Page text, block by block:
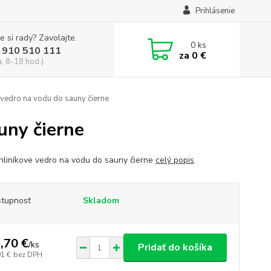
Prihlásenie
si rady? Zavolajte.
510 111
8-18 hod.)
0ks
za 0 €
na vodu do sauny čierne
čierne
vedro na vodu do sauny čierne celý popis
Skladom
€/ks
€ bez DPH
Pridať do košíka